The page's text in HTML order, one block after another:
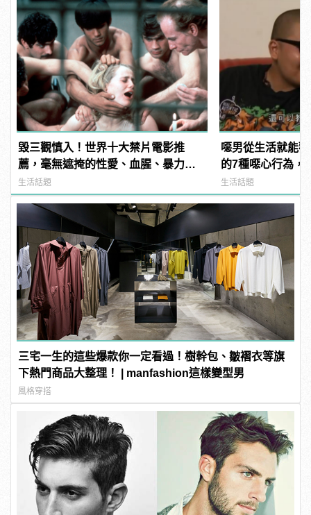
毀三觀慎入！世界十大禁片電影推
薦，毫無遮掩的性愛、血腥、暴力、
噁心到極致！ | manfashion這樣變型
男
生活話題
噁男從生活就能
的7種噁心行為，
幽默！ |
生活話題
三宅一生的這些爆款你一定看過！樹幹包、皺褶衣等旗
下熱門商品大整理！ | manfashion這樣變型男
風格穿搭